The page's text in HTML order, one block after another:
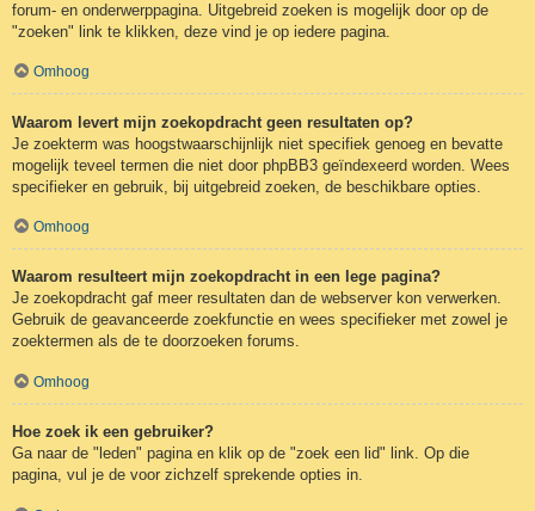
forum- en onderwerppagina. Uitgebreid zoeken is mogelijk door op de
"zoeken" link te klikken, deze vind je op iedere pagina.
Omhoog
Waarom levert mijn zoekopdracht geen resultaten op?
Je zoekterm was hoogstwaarschijnlijk niet specifiek genoeg en bevatte
mogelijk teveel termen die niet door phpBB3 geïndexeerd worden. Wees
specifieker en gebruik, bij uitgebreid zoeken, de beschikbare opties.
Omhoog
Waarom resulteert mijn zoekopdracht in een lege pagina?
Je zoekopdracht gaf meer resultaten dan de webserver kon verwerken.
Gebruik de geavanceerde zoekfunctie en wees specifieker met zowel je
zoektermen als de te doorzoeken forums.
Omhoog
Hoe zoek ik een gebruiker?
Ga naar de "leden" pagina en klik op de "zoek een lid" link. Op die
pagina, vul je de voor zichzelf sprekende opties in.